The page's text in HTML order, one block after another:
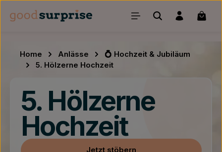
Zum Hauptinhalt springen
Home Anlässe
💍 Hochzeit & Jubiläum
5. Hölzerne Hochzeit
5. Hölzerne
Hochzeit
Jetzt stöbern